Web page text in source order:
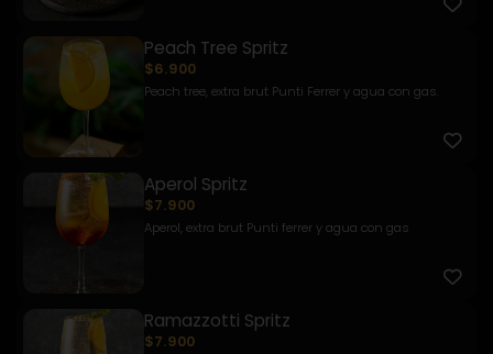
Peach Tree Spritz
$6.900
Peach tree, extra brut Punti Ferrer y agua con gas.
Aperol Spritz
$7.900
Aperol, extra brut Punti ferrer y agua con gas
Ramazzotti Spritz
$7.900